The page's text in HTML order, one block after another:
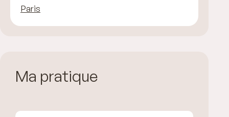
Paris
Ma pratique